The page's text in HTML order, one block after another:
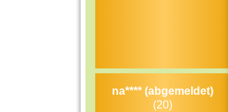
na**** (abgemeldet)
(20)